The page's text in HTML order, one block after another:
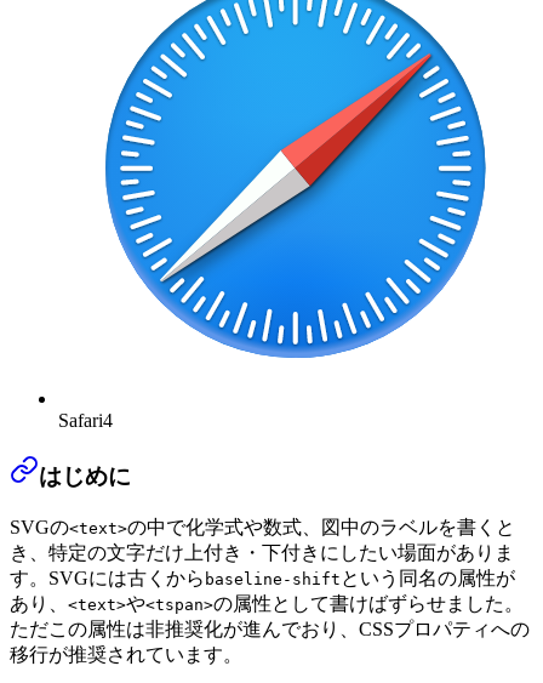
Safari4
はじめに
SVGの<text>の中で化学式や数式、図中のラベルを書くと
き、特定の文字だけ上付き・下付きにしたい場面がありま
す。SVGには古くから baseline-shift という同名の属性が
あり、 <text>や<tspan>の属性として書けばずらせました。
ただこの属性は非推奨化が進んでおり、CSSプロパティへの
移行が推奨されています。